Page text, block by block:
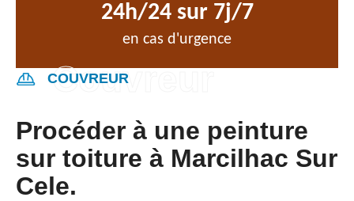
24h/24 sur 7j/7
en cas d'urgence
COUVREUR
Procéder à une peinture
sur toiture à Marcilhac Sur
Cele.